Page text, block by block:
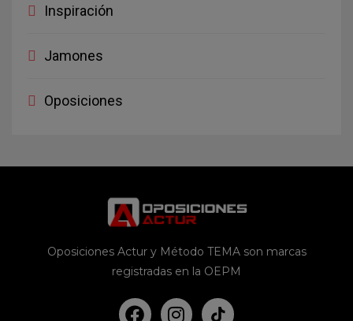
Inspiración
Jamones
Oposiciones
Oposiciones Actur y Método TEMA son marcas
registradas en la OEPM